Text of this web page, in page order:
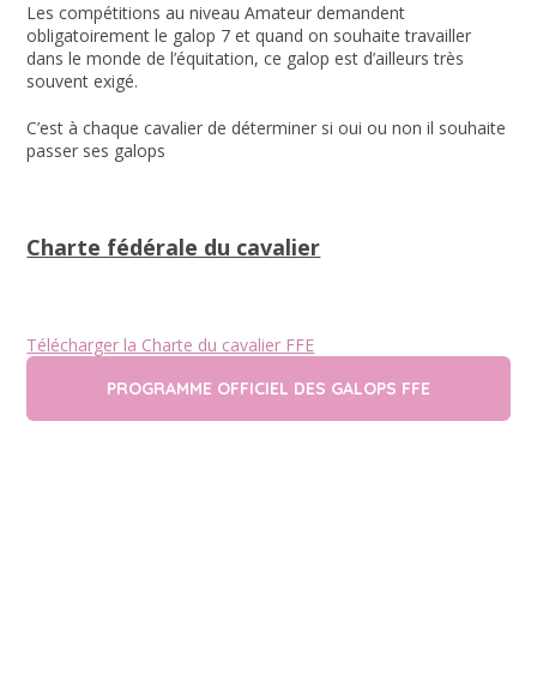
Les compétitions au niveau Amateur demandent
obligatoirement le galop 7 et quand on souhaite travailler
dans le monde de l’équitation, ce galop est d’ailleurs très
souvent exigé.
C’est à chaque cavalier de déterminer si oui ou non il souhaite
passer ses galops
Charte fédérale du cavalier
Télécharger la Charte du cavalier FFE
PROGRAMME OFFICIEL DES GALOPS FFE